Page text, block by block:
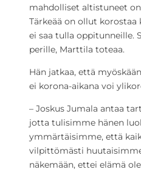
mahdolliset altistuneet
Tärkeää on ollut korostaa
ei saa tulla oppitunneille.
perille, Marttila toteaa.
Hän jatkaa, että
ei korona-aikana voi
– Joskus Jumala antaa
jotta tulisimme hänen
ymmärtäisimme, että
vilpittömästi
näkemään, ettei elämä